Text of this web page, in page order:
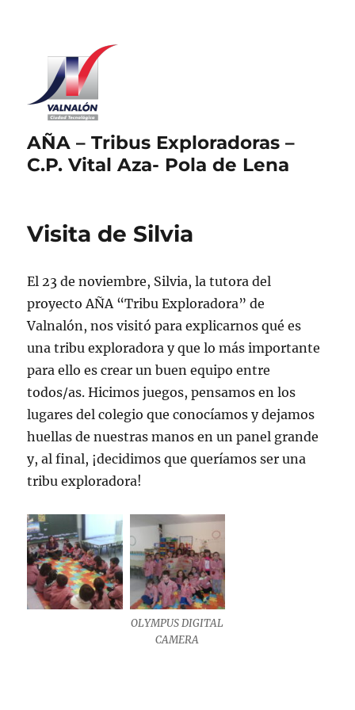
AÑA – Tribus Exploradoras –
C.P. Vital Aza- Pola de Lena
Visita de Silvia
El 23 de noviembre, Silvia, la tutora del
proyecto AÑA “Tribu Exploradora” de
Valnalón, nos visitó para explicarnos qué es
una tribu exploradora y que lo más importante
para ello es crear un buen equipo entre
todos/as. Hicimos juegos, pensamos en los
lugares del colegio que conocíamos y dejamos
huellas de nuestras manos en un panel grande
y, al final, ¡decidimos que queríamos ser una
tribu exploradora!
OLYMPUS DIGITAL
CAMERA